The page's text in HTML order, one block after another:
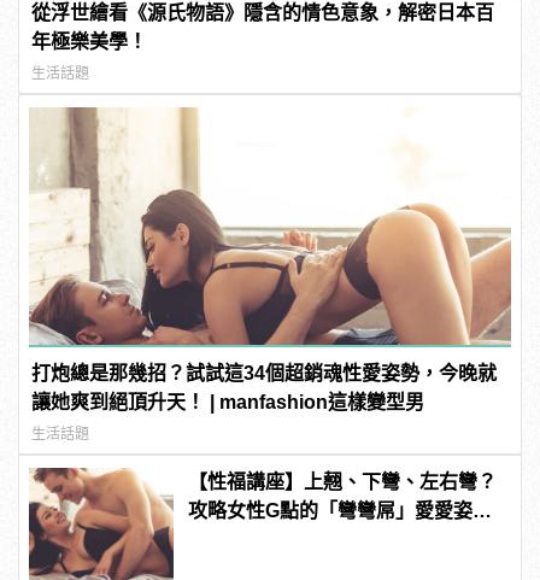
從浮世繪看《源氏物語》隱含的情色意象，解密日本百
年極樂美學！
生活話題
打炮總是那幾招？試試這34個超銷魂性愛姿勢，今晚就
讓她爽到絕頂升天！ | manfashion這樣變型男
生活話題
【性福講座】上翹、下彎、左右彎？
攻略女性G點的「彎彎屌」愛愛姿勢